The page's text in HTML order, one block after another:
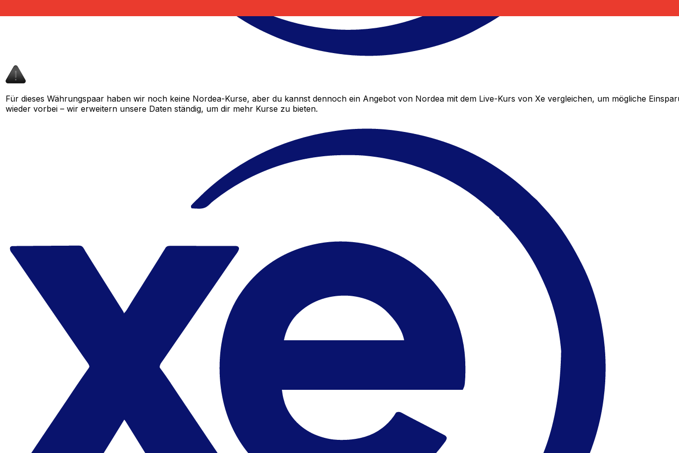
Für dieses Währungspaar haben wir noch keine Nordea-Kurse, aber du kannst dennoch ein Angebot von Nordea mit dem Live-Kurs von Xe vergleichen, um mögliche
wieder vorbei – wir erweitern unsere Daten ständig, um dir mehr Kurse zu bieten.